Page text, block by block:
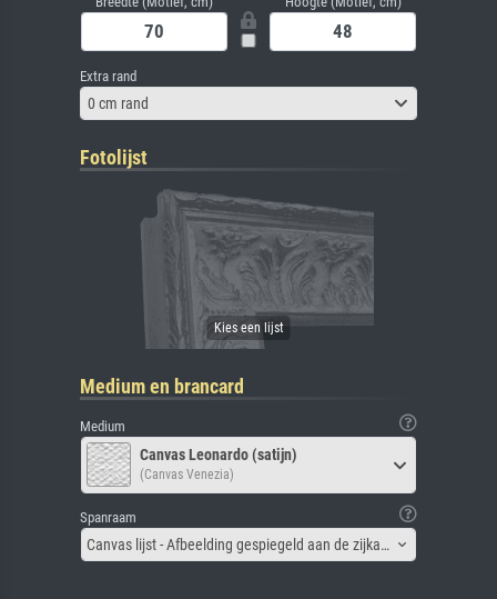
Extra rand
0 cm rand
Fotolijst
Medium en brancard
Medium
Canvas Leonardo (satijn)
(Canvas Venezia)
Spanraam
Canvas lijst - Afbeelding gespiegeld aan de zijkant